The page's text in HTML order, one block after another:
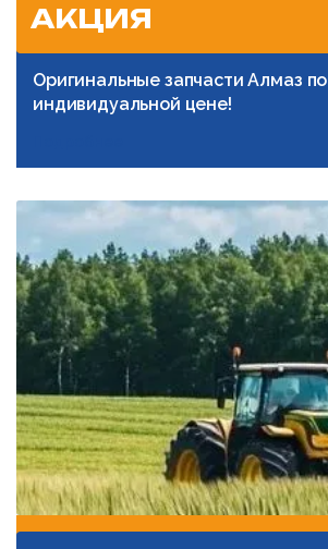
АКЦИЯ
Оригинальные запчасти Алмаз по
индивидуальной цене!